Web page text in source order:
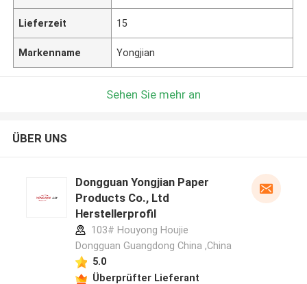
Lieferzeit 15
Markenname Yongjian
Sehen Sie mehr an
ÜBER UNS
Dongguan Yongjian Paper
Products Co., Ltd
Herstellerprofil
103# Houyong Houjie
Dongguan Guangdong China ,China
5.0
Überprüfter Lieferant